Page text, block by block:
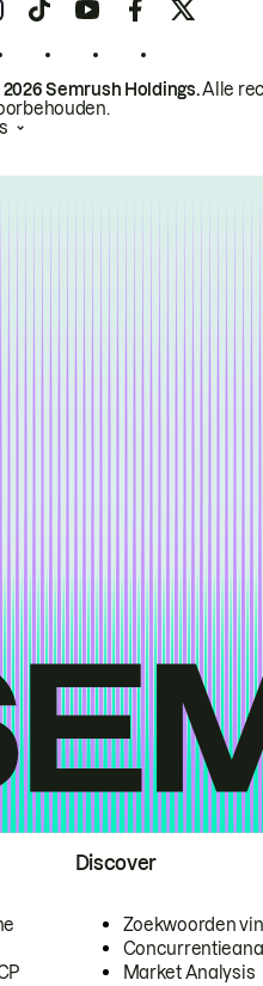
Discover
Zoekwoorden
Market Analysis
Semrush Holdings.Alle